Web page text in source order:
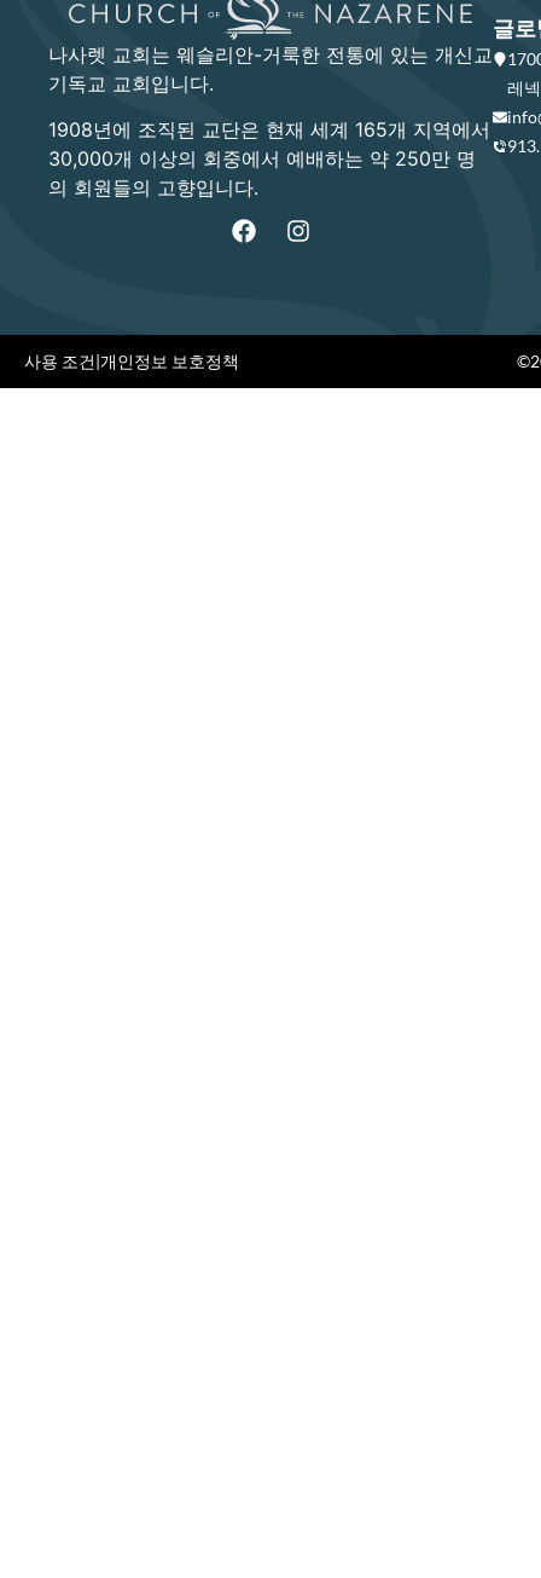
나사렛 교회는 웨슬리안-거룩한 전통에 있는 개신교
기독교 교회입니다.
1908년에 조직된 교단은 현재 세계 165개 지역에서
30,000개 이상의 회중에서 예배하는 약 250만 명
의 회원들의 고향입니다.
글로
레
사용 조건|개인정보 보호정책